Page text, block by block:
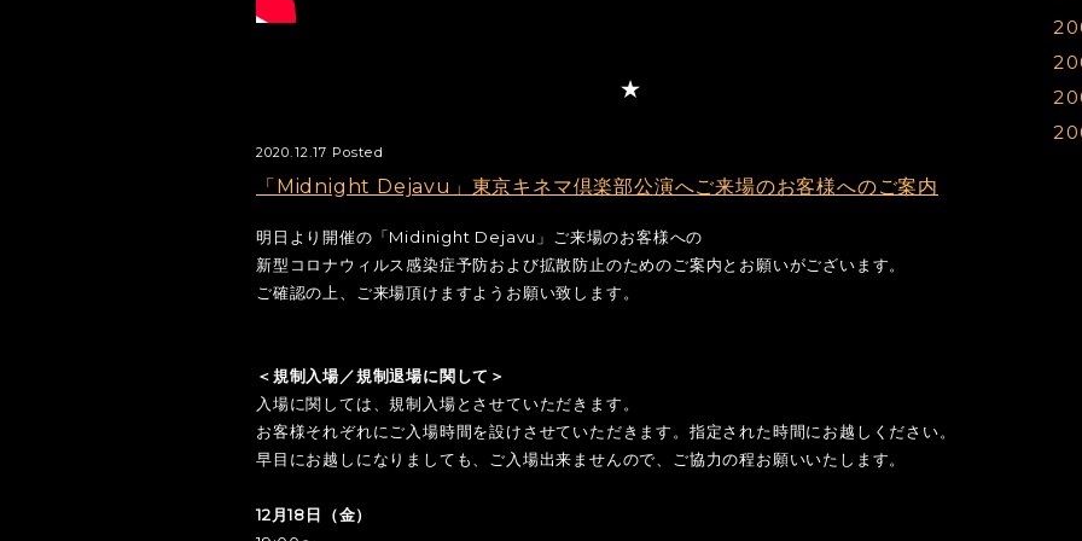
2020.12.17 Posted
「Midnight Dejavu」東京キネマ倶楽部公演へご来場のお客様へのご案内
明日より開催の「Midinight Dejavu」ご来場のお客様への
新型コロナウィルス感染症予防および拡散防止のためのご案内とお願いがございます。
ご確認の上、ご来場頂けますようお願い致します。
＜規制入場／規制退場に関して＞
入場に関しては、規制入場とさせていただきます。
お客様それぞれにご入場時間を設けさせていただきます。指定された時間にお越しください。
早目にお越しになりましても、ご入場出来ませんので、ご協力の程お願いいたします。
12月18日（金）